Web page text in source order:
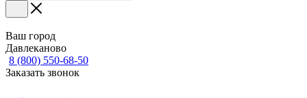
Ваш город
Давлеканово
8 (800) 550-68-50
Заказать звонок